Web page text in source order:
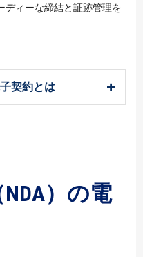
ディーな締結と証跡管理を
契約とは
）の電